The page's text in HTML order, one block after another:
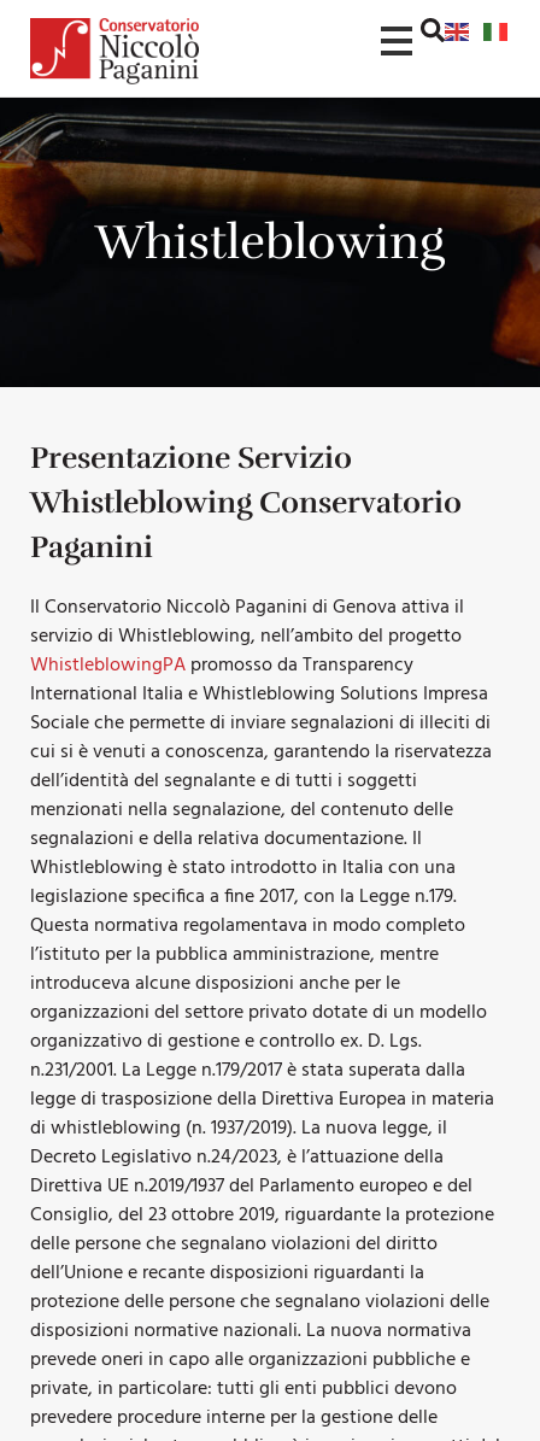
contenuto
Whistleblowing
Presentazione Servizio
Whistleblowing Conservatorio
Paganini
Il Conservatorio Niccolò Paganini di Genova attiva il
servizio di Whistleblowing, nell’ambito del progetto
WhistleblowingPApromosso da Transparency
International Italia e Whistleblowing Solutions Impresa
Sociale che permette di inviare segnalazioni di illeciti di
cui si è venuti a conoscenza, garantendo la riservatezza
dell’identità del segnalante e di tutti i soggetti
menzionati nella segnalazione, del contenuto delle
segnalazioni e della relativa documentazione. Il
Whistleblowing è stato introdotto in Italia con una
legislazione specifica a fine 2017, con la Legge n.179.
Questa normativa regolamentava in modo completo
l’istituto per la pubblica amministrazione, mentre
introduceva alcune disposizioni anche per le
organizzazioni del settore privato dotate di un modello
organizzativo di gestione e controllo ex. D. Lgs.
n.231/2001. La Legge n.179/2017 è stata superata dalla
legge di trasposizione della Direttiva Europea in materia
di whistleblowing (n. 1937/2019). La nuova legge, il
Decreto Legislativo n.24/2023, è l’attuazione della
Direttiva UE n.2019/1937 del Parlamento europeo e del
Consiglio, del 23 ottobre 2019, riguardante la protezione
delle persone che segnalano violazioni del diritto
dell’Unione e recante disposizioni riguardanti la
protezione delle persone che segnalano violazioni delle
disposizioni normative nazionali. La nuova normativa
prevede oneri in capo alle organizzazioni pubbliche e
private, in particolare: tutti gli enti pubblici devono
prevedere procedure interne per la gestione delle